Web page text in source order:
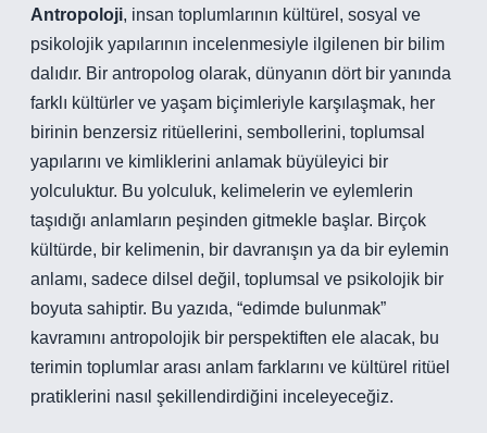
Antropoloji, insan toplumlarının kültürel, sosyal ve
psikolojik yapılarının incelenmesiyle ilgilenen bir bilim
dalıdır. Bir antropolog olarak, dünyanın dört bir yanında
farklı kültürler ve yaşam biçimleriyle karşılaşmak, her
birinin benzersiz ritüellerini, sembollerini, toplumsal
yapılarını ve kimliklerini anlamak büyüleyici bir
yolculuktur. Bu yolculuk, kelimelerin ve eylemlerin
taşıdığı anlamların peşinden gitmekle başlar. Birçok
kültürde, bir kelimenin, bir davranışın ya da bir eylemin
anlamı, sadece dilsel değil, toplumsal ve psikolojik bir
boyuta sahiptir. Bu yazıda, “edimde bulunmak”
kavramını antropolojik bir perspektiften ele alacak, bu
terimin toplumlar arası anlam farklarını ve kültürel ritüel
pratiklerini nasıl şekillendirdiğini inceleyeceğiz.